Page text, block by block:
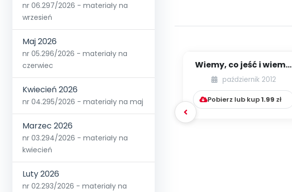
nr 06.297/2026 - materiały na
wrzesień
Maj 2026
nr 05.296/2026 - materiały na
czerwiec
Kwiecień 2026
nr 04.295/2026 - materiały na maj
Marzec 2026
nr 03.294/2026 - materiały na
kwiecień
Luty 2026
nr 02.293/2026 - materiały na
Wiemy, co jeść i wiemy,
jak jeść (scenariusz
październik 2012
Pobierz lub kup1.99 zł